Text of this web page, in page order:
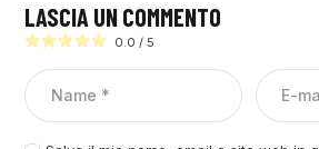
LASCIA UN COMMENTO
0.0 / 5